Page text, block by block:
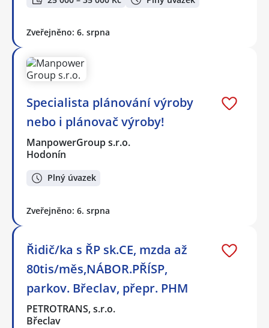
Zveřejněno: 6. srpna
Specialista plánování výroby
nebo i plánovač výroby!
ManpowerGroup s.r.o.
Hodonín
Plný úvazek
Zveřejněno: 6. srpna
Řidič/ka s ŘP sk.CE, mzda až
80tis/měs,NÁBOR.PŘÍSP,
parkov. Břeclav, přepr. PHM
PETROTRANS, s.r.o.
Břeclav